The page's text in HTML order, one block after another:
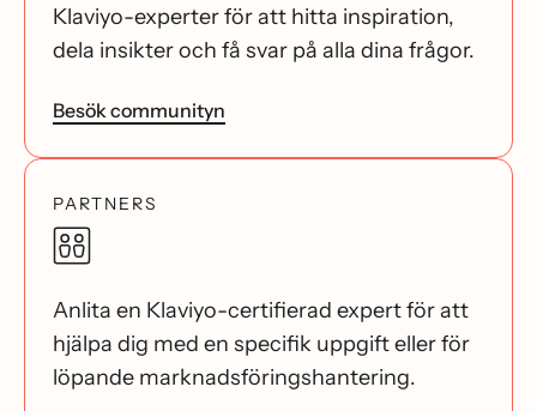
Klaviyo-experter för att hitta inspiration,
dela insikter och få svar på alla dina frågor.
Besök communityn
PARTNERS
Anlita en Klaviyo-certifierad expert för att
hjälpa dig med en specifik uppgift eller för
löpande marknadsföringshantering.